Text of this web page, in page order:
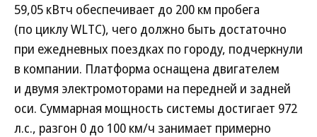
59,05 кВтч обеспечивает до 200 км пробега
(по циклу WLTC), чего должно быть достаточно
при ежедневных поездках по городу, подчеркнули
в компании. Платформа оснащена двигателем
и двумя электромоторами на передней и задней
оси. Суммарная мощность системы достигает 972
л.с., разгон 0 до 100 км/ч занимает примерно